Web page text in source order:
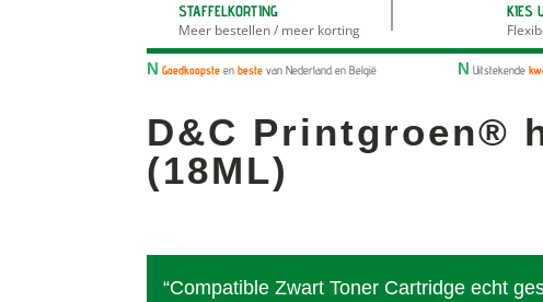
STAFFELKORTING
Meer bestellen / meer korting
KIES
N Goedkoopste enbeste van Nederland en België N Uitstekende
D&C Printgroen®
(18ML)
“Compatible Zwart Toner Cartridge echt